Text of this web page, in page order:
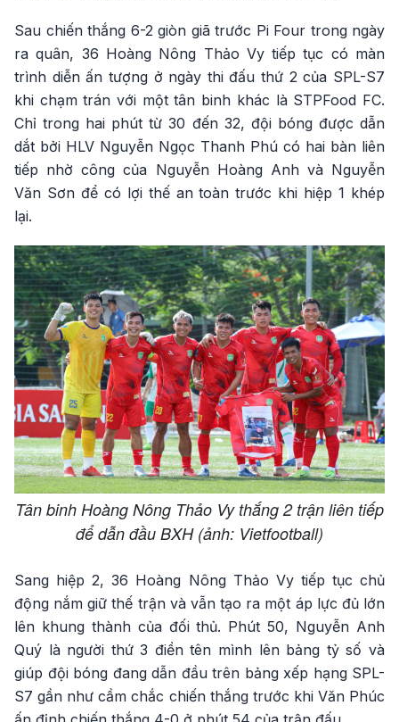
Sau chiến thắng 6-2 giòn giã trước Pi Four trong ngày
ra quân, 36 Hoàng Nông Thảo Vy tiếp tục có màn
trình diễn ấn tượng ở ngày thi đấu thứ 2 của SPL-S7
khi chạm trán với một tân binh khác là STPFood FC.
Chỉ trong hai phút từ 30 đến 32, đội bóng được dẫn
dắt bởi HLV Nguyễn Ngọc Thanh Phú có hai bàn liên
tiếp nhờ công của Nguyễn Hoàng Anh và Nguyễn
Văn Sơn để có lợi thế an toàn trước khi hiệp 1 khép
lại.
Tân binh Hoàng Nông Thảo Vy thắng 2 trận liên tiếp
để dẫn đầu BXH (ảnh: Vietfootball)
Sang hiệp 2, 36 Hoàng Nông Thảo Vy tiếp tục chủ
động nắm giữ thế trận và vẫn tạo ra một áp lực đủ lớn
lên khung thành của đối thủ. Phút 50, Nguyễn Anh
Quý là người thứ 3 điền tên mình lên bảng tỷ số và
giúp đội bóng đang dẫn đầu trên bảng xếp hạng SPL-
S7 gần như cầm chắc chiến thắng trước khi Văn Phúc